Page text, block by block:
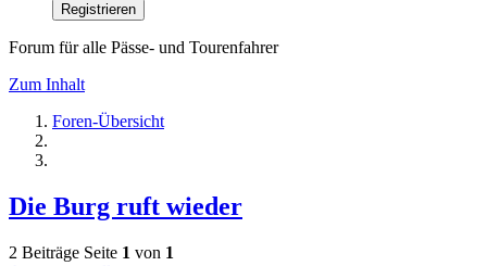
Registrieren
Forum für alle Pässe- und Tourenfahrer
Zum Inhalt
Foren-Übersicht
Die Burg ruft wieder
2 Beiträge Seite 1 von 1